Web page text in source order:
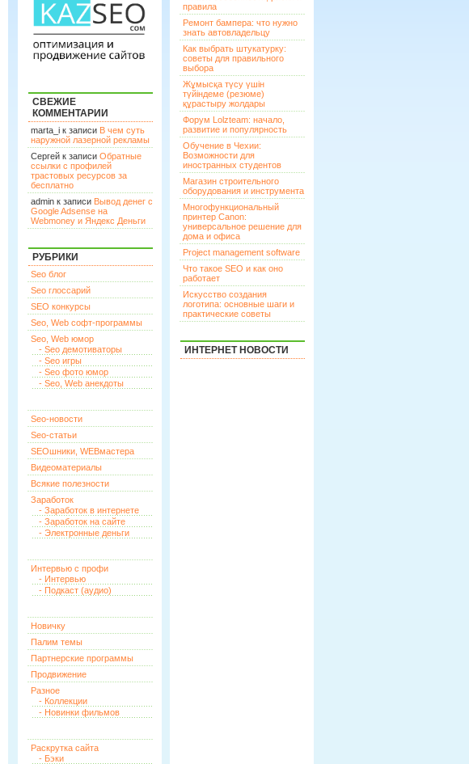
СВЕЖИЕ
КОММЕНТАРИИ
marta_i к записи В чем суть
наружной лазерной рекламы
Сергей к записи Обратные
ссылки с профилей
трастовых ресурсов за
бесплатно
admin к записи Вывод денег с
Google Adsense на
Webmoney и Яндекс Деньги
РУБРИКИ
Seo блог
Seo глоссарий
SEO конкурсы
Seo, Web софт-программы
Seo, Web юмор
- Seo демотиваторы
- Seo игры
- Seo фото юмор
- Seo, Web анекдоты
Seo-новости
Seo-статьи
SEOшники, WEBмастера
Видеоматериалы
Всякие полезности
Заработок
- Заработок в интернете
- Заработок на сайте
- Электронные деньги
Интервью с профи
- Интервью
- Подкаст (аудио)
Новичку
Палим темы
Партнерские программы
Продвижение
Разное
- Коллекции
- Новинки фильмов
Раскрутка сайта
- Бэки
правила
Ремонт бампера: что нужно
знать автовладельцу
Как выбрать штукатурку:
советы для правильного
выбора
Жұмысқа түсу үшін
түйіндеме (резюме)
құрастыру жолдары
Форум Lolzteam: начало,
развитие и популярность
Обучение в Чехии:
Возможности для
иностранных студентов
Магазин строительного
оборудования и инструмента
Многофункциональный
принтер Canon:
универсальное решение для
дома и офиса
Project management software
Что такое SEO и как оно
работает
Искусство создания
логотипа: основные шаги и
практические советы
ИНТЕРНЕТ НОВОСТИ